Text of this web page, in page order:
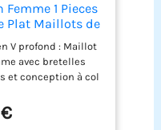
1 Pieces
Plat Maillots de
Up Rembourré
V profond : Maillot
avec bretelles
et conception à col
de poitrine
et un confort